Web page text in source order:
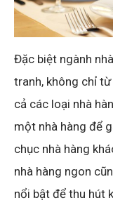
Đặc biệt ngành
tranh, không chỉ
cả các loại nhà
một nhà hàng để
chục nhà hàng
nhà hàng ngon
nổi bật để thu hút